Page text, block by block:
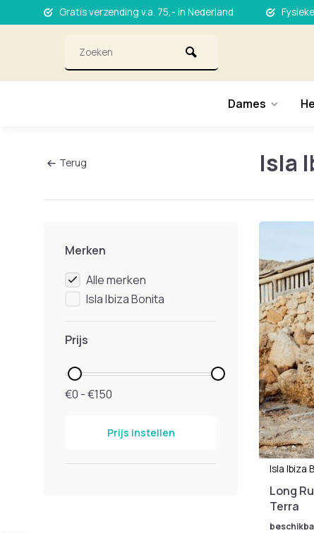
Gratis verzending v.a. 75,- in Nederland
Dames
Terug Isla
Merken
Alle merken
Isla Ibiza Bonita
Prijs
€0 - €150
Prijs instellen
Isla Ibiza
Long
Terra